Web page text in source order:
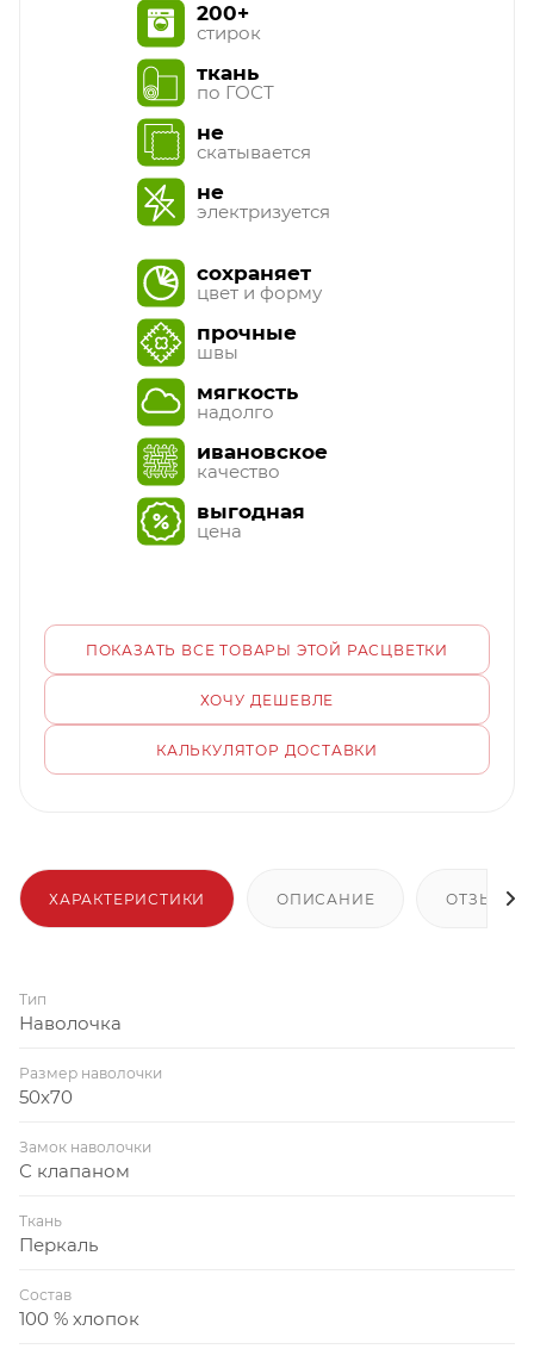
200+
стирок
ткань
по ГОСТ
не
скатывается
не
электризуется
сохраняет
цвет и форму
прочные
швы
мягкость
надолго
ивановское
качество
выгодная
цена
ПОКАЗАТЬ ВСЕ ТОВАРЫ ЭТОЙ РАСЦВЕТКИ
ХОЧУ ДЕШЕВЛЕ
КАЛЬКУЛЯТОР ДОСТАВКИ
ХАРАКТЕРИСТИКИ ОПИСАНИЕ ОТЗЫВЫ
Тип
Наволочка
Размер наволочки
50x70
Замок наволочки
С клапаном
Ткань
Перкаль
Состав
100 % хлопок